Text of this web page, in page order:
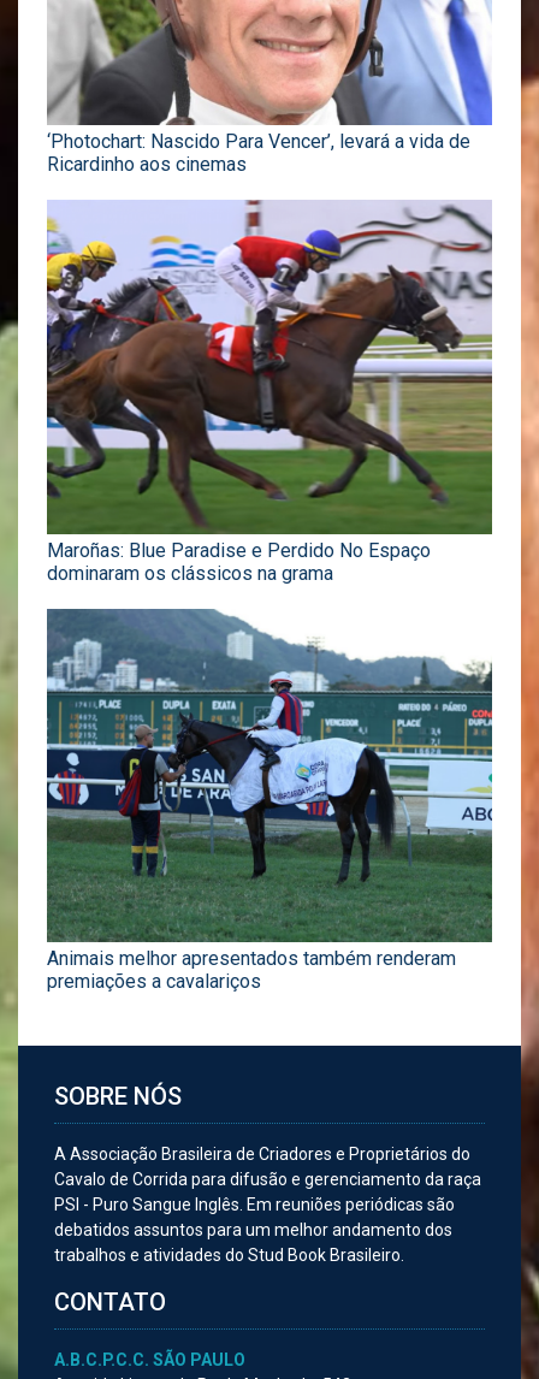
‘Photochart: Nascido Para Vencer’, levará a vida de
Ricardinho aos cinemas
Maroñas: Blue Paradise e Perdido No Espaço
dominaram os clássicos na grama
Animais melhor apresentados também renderam
premiações a cavalariços
SOBRE NÓS
A Associação Brasileira de Criadores e Proprietários do
Cavalo de Corrida para difusão e gerenciamento da raça
PSI - Puro Sangue Inglês. Em reuniões periódicas são
debatidos assuntos para um melhor andamento dos
trabalhos e atividades do Stud Book Brasileiro.
CONTATO
A.B.C.P.C.C. SÃO PAULO